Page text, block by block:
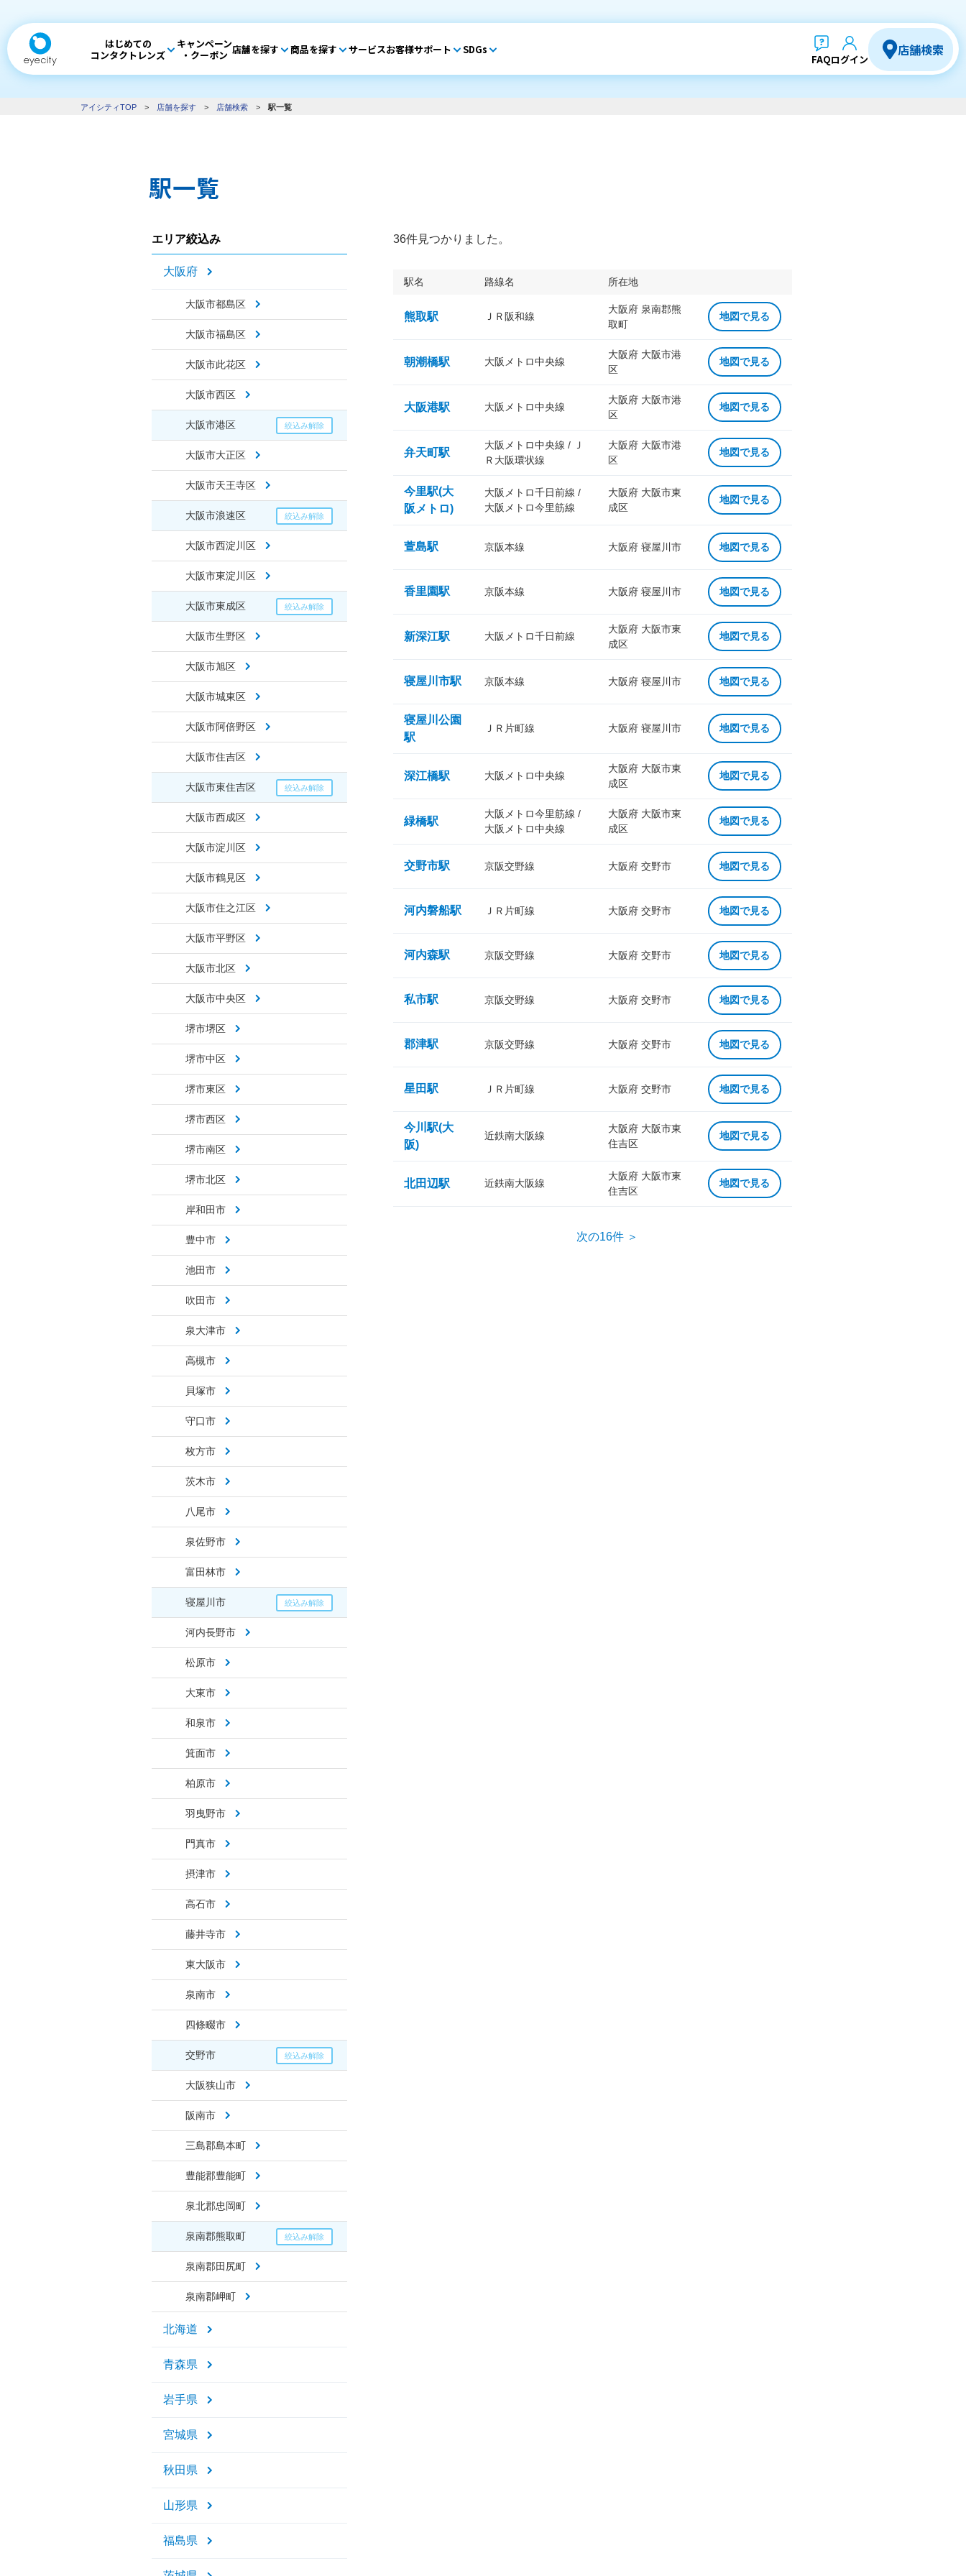
はじめての
コンタクトレンズ
キャンペーン
・クーポン 店舗を探す 商品を探す サービスお客様サポート SDGs
FAQログイン
店舗検索
アイシティTOP > 店舗を探す > 店舗検索 > 駅一覧
駅一覧
エリア絞込み
大阪府
大阪市都島区
大阪市福島区
大阪市此花区
大阪市西区
大阪市港区
大阪市大正区
大阪市天王寺区
大阪市浪速区
大阪市西淀川区
大阪市東淀川区
大阪市東成区
大阪市生野区
大阪市旭区
大阪市城東区
大阪市阿倍野区
大阪市住吉区
大阪市東住吉区
大阪市西成区
大阪市淀川区
大阪市鶴見区
大阪市住之江区
大阪市平野区
大阪市北区
大阪市中央区
堺市堺区
堺市中区
堺市東区
堺市西区
堺市南区
堺市北区
岸和田市
豊中市
池田市
吹田市
泉大津市
高槻市
貝塚市
守口市
枚方市
茨木市
八尾市
泉佐野市
富田林市
寝屋川市
河内長野市
松原市
大東市
和泉市
箕面市
柏原市
羽曳野市
門真市
摂津市
高石市
藤井寺市
東大阪市
泉南市
四條畷市
交野市
大阪狭山市
阪南市
三島郡島本町
豊能郡豊能町
泉北郡忠岡町
泉南郡熊取町
泉南郡田尻町
泉南郡岬町
北海道
青森県
岩手県
宮城県
秋田県
山形県
福島県
36件見つかりました。
駅名 路線名 所在地
熊取駅 ＪＲ阪和線
大阪府 泉南郡熊
取町
地図で見る
朝潮橋駅 大阪メトロ中央線
大阪府 大阪市港
区
地図で見る
大阪港駅 大阪メトロ中央線
大阪府 大阪市港
区
地図で見る
弁天町駅
大阪メトロ中央線 / Ｊ
Ｒ大阪環状線
大阪府 大阪市港
区
地図で見る
今里駅(大
阪メトロ)
大阪メトロ千日前線 /
大阪メトロ今里筋線
大阪府 大阪市東
成区
地図で見る
萱島駅 京阪本線 大阪府 寝屋川市 地図で見る
香里園駅 京阪本線 大阪府 寝屋川市 地図で見る
新深江駅 大阪メトロ千日前線
大阪府 大阪市東
成区
地図で見る
寝屋川市駅 京阪本線 大阪府 寝屋川市 地図で見る
寝屋川公園
駅
ＪＲ片町線 大阪府 寝屋川市 地図で見る
深江橋駅 大阪メトロ中央線
大阪府 大阪市東
成区
地図で見る
緑橋駅
大阪メトロ今里筋線 /
大阪メトロ中央線
大阪府 大阪市東
成区
地図で見る
交野市駅 京阪交野線 大阪府 交野市 地図で見る
河内磐船駅 ＪＲ片町線 大阪府 交野市 地図で見る
河内森駅 京阪交野線 大阪府 交野市 地図で見る
私市駅 京阪交野線 大阪府 交野市 地図で見る
郡津駅 京阪交野線 大阪府 交野市 地図で見る
星田駅 ＪＲ片町線 大阪府 交野市 地図で見る
今川駅(大
阪)
近鉄南大阪線
大阪府 大阪市東
住吉区
地図で見る
北田辺駅 近鉄南大阪線
大阪府 大阪市東
住吉区
地図で見る
次の16件 ＞